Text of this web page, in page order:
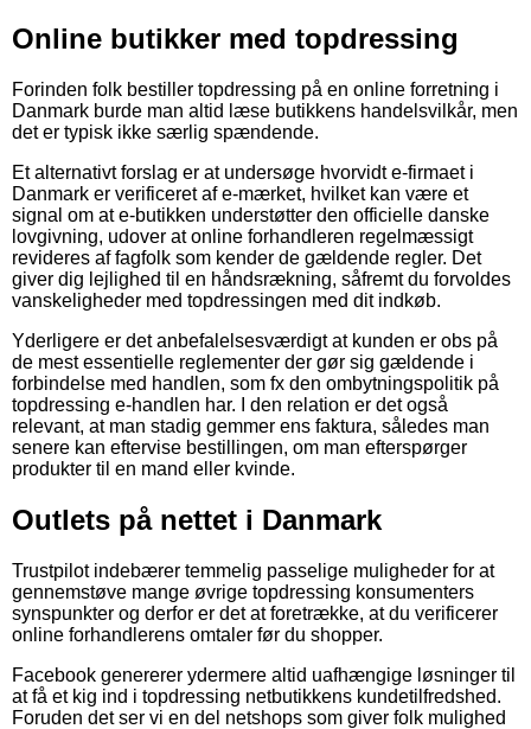
Online butikker med topdressing
Forinden folk bestiller topdressing på en online forretning i
Danmark burde man altid læse butikkens handelsvilkår, men
det er typisk ikke særlig spændende.
Et alternativt forslag er at undersøge hvorvidt e-firmaet i
Danmark er verificeret af e-mærket, hvilket kan være et
signal om at e-butikken understøtter den officielle danske
lovgivning, udover at online forhandleren regelmæssigt
revideres af fagfolk som kender de gældende regler. Det
giver dig lejlighed til en håndsrækning, såfremt du forvoldes
vanskeligheder med topdressingen med dit indkøb.
Yderligere er det anbefalelsesværdigt at kunden er obs på
de mest essentielle reglementer der gør sig gældende i
forbindelse med handlen, som fx den ombytningspolitik på
topdressing e-handlen har. I den relation er det også
relevant, at man stadig gemmer ens faktura, således man
senere kan eftervise bestillingen, om man efterspørger
produkter til en mand eller kvinde.
Outlets på nettet i Danmark
Trustpilot indebærer temmelig passelige muligheder for at
gennemstøve mange øvrige topdressing konsumenters
synspunkter og derfor er det at foretrække, at du verificerer
online forhandlerens omtaler før du shopper.
Facebook genererer ydermere altid uafhængige løsninger til
at få et kig ind i topdressing netbutikkens kundetilfredshed.
Foruden det ser vi en del netshops som giver folk mulighed